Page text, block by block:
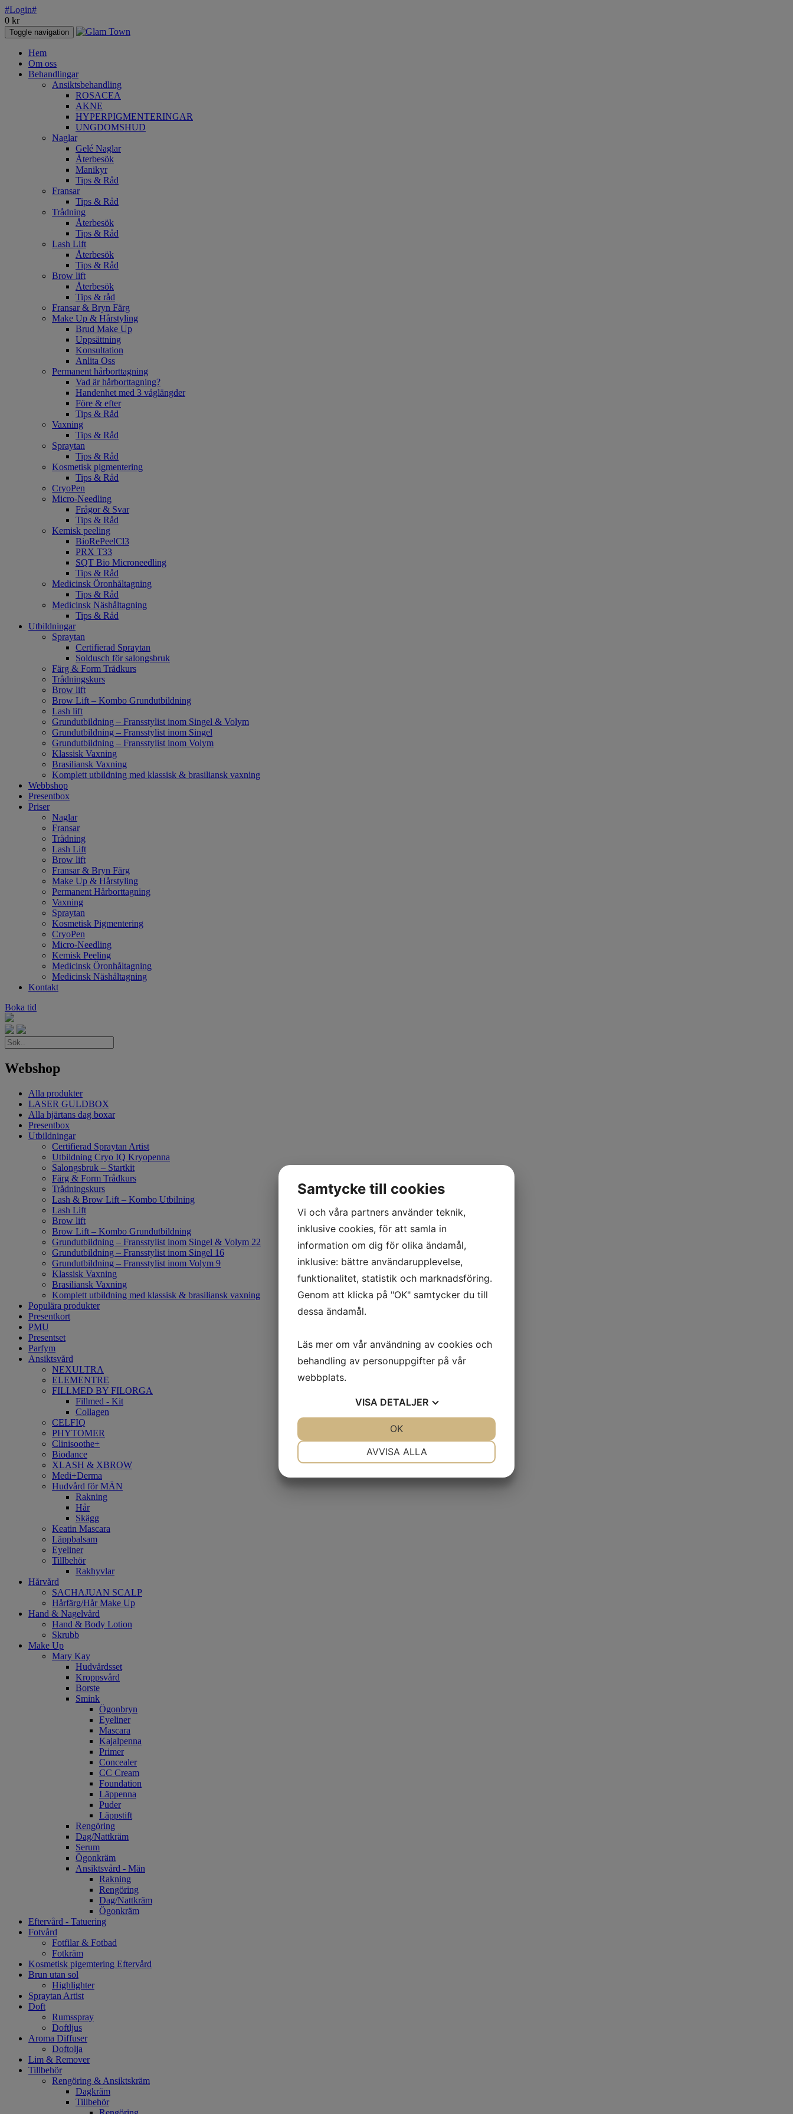
#Login#
0 kr
Toggle navigation
Hem
Om oss
Behandlingar
Ansiktsbehandling
ROSACEA
AKNE
HYPERPIGMENTERINGAR
UNGDOMSHUD
Naglar
Gelé Naglar
Återbesök
Manikyr
Tips & Råd
Fransar
Tips & Råd
Trådning
Återbesök
Tips & Råd
Lash Lift
Återbesök
Tips & Råd
Brow lift
Återbesök
Tips & råd
Fransar & Bryn Färg
Make Up & Hårstyling
Brud Make Up
Uppsättning
Konsultation
Anlita Oss
Permanent hårborttagning
Vad är hårborttagning?
Handenhet med 3 våglängder
Före & efter
Tips & Råd
Vaxning
Tips & Råd
Spraytan
Tips & Råd
Kosmetisk pigmentering
Tips & Råd
CryoPen
Micro-Needling
Frågor & Svar
Tips & Råd
Kemisk peeling
BioRePeelCl3
PRX T33
SQT Bio Microneedling
Tips & Råd
Medicinsk Öronhåltagning
Tips & Råd
Medicinsk Näshåltagning
Tips & Råd
Utbildningar
Spraytan
Certifierad Spraytan
Soldusch för salongsbruk
Färg & Form Trådkurs
Trådningskurs
Brow lift
Brow Lift – Kombo Grundutbildning
Lash lift
Grundutbildning – Fransstylist inom Singel & Volym
Grundutbildning – Fransstylist inom Singel
Grundutbildning – Fransstylist inom Volym
Klassisk Vaxning
Brasiliansk Vaxning
Komplett utbildning med klassisk & brasiliansk vaxning
Webbshop
Presentbox
Priser
Naglar
Fransar
Trådning
Lash Lift
Brow lift
Fransar & Bryn Färg
Make Up & Hårstyling
Permanent Hårborttagning
Vaxning
Spraytan
Kosmetisk Pigmentering
CryoPen
Micro-Needling
Kemisk Peeling
Medicinsk Öronhåltagning
Medicinsk Näshåltagning
Kontakt
Boka tid
Webshop
Alla produkter
LASER GULDBOX
Alla hjärtans dag boxar
Presentbox
Utbildningar
Certifierad Spraytan Artist
Utbildning Cryo IQ Kryopenna
Salongsbruk – Startkit
Färg & Form Trådkurs
Trådningskurs
Lash & Brow Lift – Kombo Utbilning
Lash Lift
Brow lift
Brow Lift – Kombo Grundutbildning
Grundutbildning – Fransstylist inom Singel & Volym 22
Grundutbildning – Fransstylist inom Singel 16
Grundutbildning – Fransstylist inom Volym 9
Klassisk Vaxning
Brasiliansk Vaxning
Komplett utbildning med klassisk & brasiliansk vaxning
Populära produkter
Presentkort
PMU
Presentset
Parfym
Ansiktsvård
NEXULTRA
ELEMENTRE
FILLMED BY FILORGA
Fillmed - Kit
Collagen
CELFIQ
PHYTOMER
Clinisoothe+
Biodance
XLASH & XBROW
Medi+Derma
Hudvård för MÄN
Rakning
Hår
Skägg
Keatin Mascara
Läppbalsam
Eyeliner
Tillbehör
Rakhyvlar
Hårvård
SACHAJUAN SCALP
Hårfärg/Hår Make Up
Hand & Nagelvård
Hand & Body Lotion
Skrubb
Make Up
Mary Kay
Hudvårdsset
Kroppsvård
Borste
Smink
Ögonbryn
Eyeliner
Mascara
Kajalpenna
Primer
Concealer
CC Cream
Foundation
Läppenna
Puder
Läppstift
Rengöring
Dag/Nattkräm
Serum
Ögonkräm
Ansiktsvård - Män
Rakning
Rengöring
Dag/Nattkräm
Ögonkräm
Eftervård - Tatuering
Fotvård
Fotfilar & Fotbad
Fotkräm
Kosmetisk pigemtering Eftervård
Brun utan sol
Highlighter
Spraytan Artist
Doft
Rumsspray
Doftljus
Aroma Diffuser
Doftolja
Lim & Remover
Tillbehör
Rengöring & Ansiktskräm
Dagkräm
Tillbehör
Samtycke till cookies
Vi och våra partners använder teknik,
inklusive cookies, för att samla in
information om dig för olika ändamål,
inklusive: bättre användarupplevelse,
funktionalitet, statistik och marknadsföring.
Genom att klicka på "OK" samtycker du till
dessa ändamål.
Läs mer om vår användning av cookies och
behandling av personuppgifter på vår
webbplats.
VISA DETALJER
AVVISA ALLA
OK